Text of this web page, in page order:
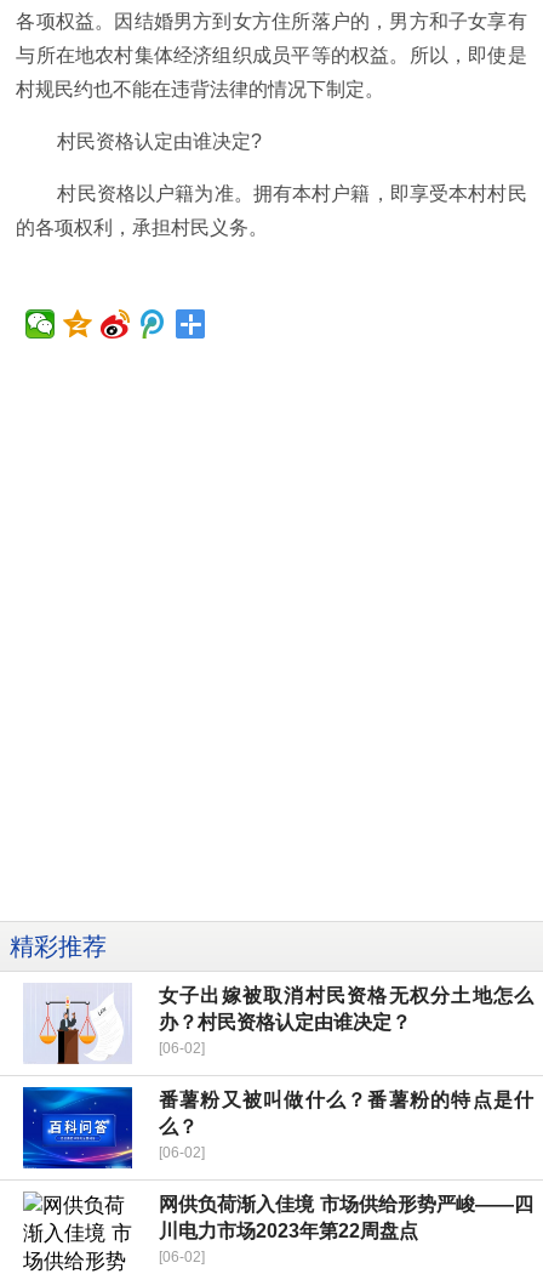
各项权益。因结婚男方到女方住所落户的，男方和子女享有
与所在地农村集体经济组织成员平等的权益。所以，即使是
村规民约也不能在违背法律的情况下制定。
村民资格认定由谁决定?
村民资格以户籍为准。拥有本村户籍，即享受本村村民
的各项权利，承担村民义务。
精彩推荐
女子出嫁被取消村民资格无权分土地怎么
办？村民资格认定由谁决定？
[06-02]
番薯粉又被叫做什么？番薯粉的特点是什
么？
[06-02]
网供负荷渐入佳境 市场供给形势严峻——四
川电力市场2023年第22周盘点
[06-02]